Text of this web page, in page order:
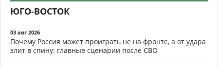
ЮГО-ВОСТОК
03 авг 2026
Почему Россия может проиграть не на фронте, а от удара
элит в спину: главные сценарии после СВО